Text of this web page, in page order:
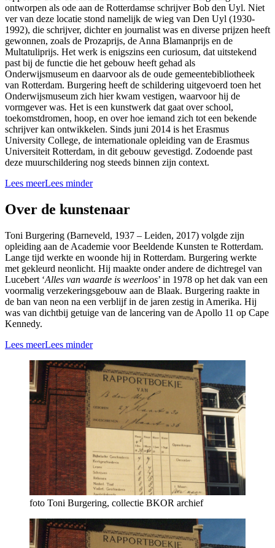
ontworpen als ode aan de Rotterdamse schrijver Bob den Uyl. Niet
ver van deze locatie stond namelijk de wieg van Den Uyl (1930-
1992), die schrijver, dichter en journalist was en diverse prijzen heeft
gewonnen, zoals de Prozaprijs, de Anna Blamanprijs en de
Multatuliprijs. Het werk is enigszins een curiosum, dat uitstekend
past bij de functie die het gebouw heeft gehad als
Onderwijsmuseum en daarvoor als de oude gemeentebibliotheek
van Rotterdam. Burgering heeft de schildering uitgevoerd toen het
Onderwijsmuseum zich hier kwam vestigen, waarvoor hij de
vormgever was. Het is een kunstwerk dat gaat over school,
toekomstdromen, hoop, en over hoe iemand zich tot een bekende
schrijver kan ontwikkelen. Sinds juni 2014 is het Erasmus
University College, de internationale opleiding van de Erasmus
Universiteit Rotterdam, in dit gebouw gevestigd. Zodoende past
deze muurschildering nog steeds binnen zijn context.
Lees meerLees minder
Over de kunstenaar
Toni Burgering (Barneveld, 1937 – Leiden, 2017) volgde zijn
opleiding aan de Academie voor Beeldende Kunsten te Rotterdam.
Lange tijd werkte en woonde hij in Rotterdam. Burgering werkte
met gekleurd neonlicht. Hij maakte onder andere de dichtregel van
Lucebert ‘Alles van waarde is weerloos’ in 1978 op het dak van een
voormalig verzekeringsgebouw aan de Blaak. Burgering raakte in
de ban van neon na een verblijf in de jaren zestig in Amerika. Hij
was van dichtbij getuige van de lancering van de Apollo 11 op Cape
Kennedy.
Lees meerLees minder
foto Toni Burgering, collectie BKOR archief